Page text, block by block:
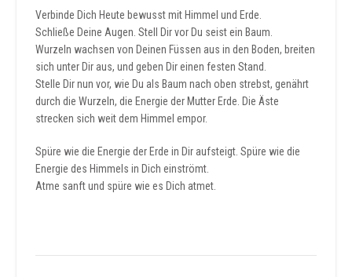
Verbinde Dich Heute bewusst mit Himmel und Erde.
Schließe Deine Augen. Stell Dir vor Du seist ein Baum.
Wurzeln wachsen von Deinen Füssen aus in den Boden, breiten
sich unter Dir aus, und geben Dir einen festen Stand.
Stelle Dir nun vor, wie Du als Baum nach oben strebst, genährt
durch die Wurzeln, die Energie der Mutter Erde. Die Äste
strecken sich weit dem Himmel empor.
Spüre wie die Energie der Erde in Dir aufsteigt. Spüre wie die
Energie des Himmels in Dich einströmt.
Atme sanft und spüre wie es Dich atmet.